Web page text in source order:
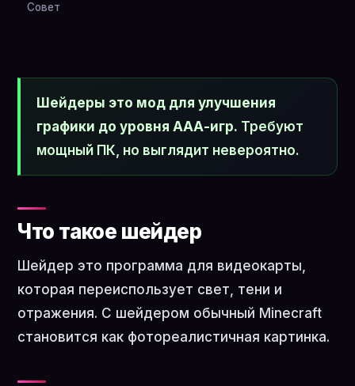
Совет
Шейдеры это мод для улучшения
графики до уровня ААА-игр. Требуют
мощный ПК, но выглядит невероятно.
Что такое шейдер
Шейдер это программа для видеокарты,
которая переиспользует свет, тени и
отражения. С шейдером обычный Minecraft
становится как фотореалистичная картинка.